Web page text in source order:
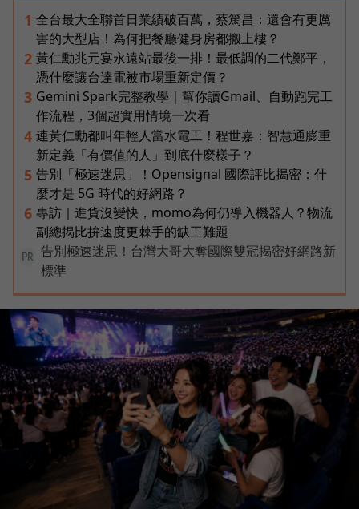
1 全台最大全聯首日業績破百萬，蔡篤昌：還會有更厲
害的大型店！為何把餐廳健身房都搬上樓？
2 黃仁勳兆元宴永遠站最後一排！最低調的二代鄭平，
憑什麼讓台達電被市場重新定價？
3 Gemini Spark完整教學｜幫你讀Gmail、自動跑完工
作流程，3個超實用情境一次看
4 連黃仁勳都叫年輕人當水電工！程世嘉：智慧通膨重
新定義「有價值的人」到底什麼樣子？
5 告別「極速迷思」！Opensignal 國際評比揭密：什
麼才是 5G 時代的好網路？
6 專訪｜進貨沒變快，momo為何仍導入機器人？物流
副總揭比拚速度更棘手的缺工難題
PR
告別極速迷思！台灣大哥大奪國際雙冠揭密好網路新
標準